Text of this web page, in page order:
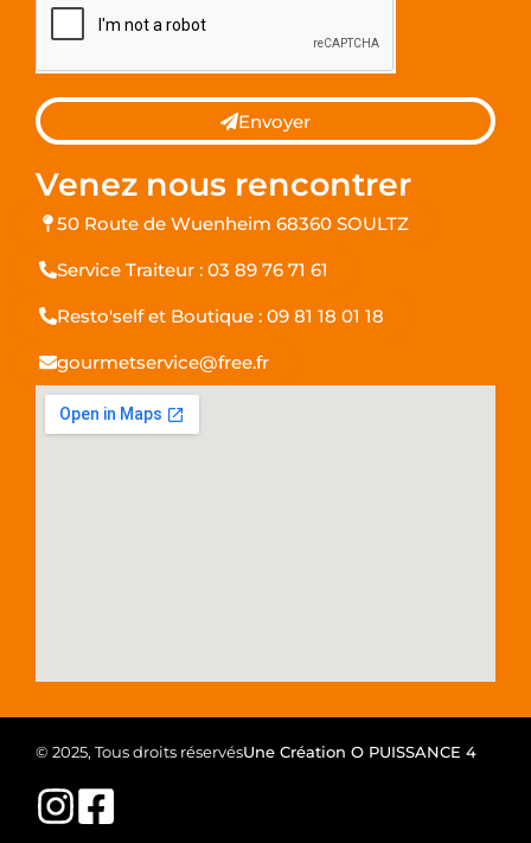
Envoyer
Venez nous rencontrer
50 Route de Wuenheim 68360 SOULTZ
Service Traiteur : 03 89 76 71 61
Resto'self et Boutique : 09 81 18 01 18
gourmetservice@free.fr
© 2025, Tous droits réservésUne Création O PUISSANCE 4